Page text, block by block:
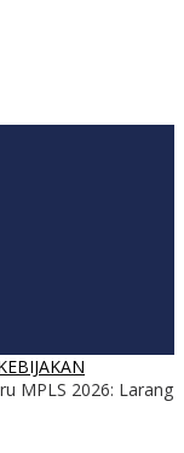
MPLS 2026: Larang